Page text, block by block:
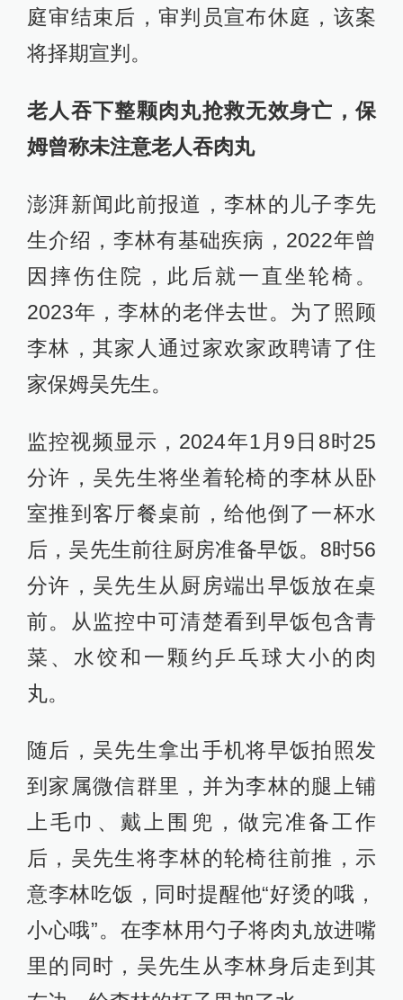
庭审结束后，审判员宣布休庭，该案
将择期宣判。
老人吞下整颗肉丸抢救无效身亡，保
姆曾称未注意老人吞肉丸
澎湃新闻此前报道，李林的儿子李先
生介绍，李林有基础疾病，2022年曾
因摔伤住院，此后就一直坐轮椅。
2023年，李林的老伴去世。为了照顾
李林，其家人通过家欢家政聘请了住
家保姆吴先生。
监控视频显示，2024年1月9日8时25
分许，吴先生将坐着轮椅的李林从卧
室推到客厅餐桌前，给他倒了一杯水
后，吴先生前往厨房准备早饭。8时56
分许，吴先生从厨房端出早饭放在桌
前。从监控中可清楚看到早饭包含青
菜、水饺和一颗约乒乓球大小的肉
丸。
随后，吴先生拿出手机将早饭拍照发
到家属微信群里，并为李林的腿上铺
上毛巾、戴上围兜，做完准备工作
后，吴先生将李林的轮椅往前推，示
意李林吃饭，同时提醒他“好烫的哦，
小心哦”。在李林用勺子将肉丸放进嘴
里的同时，吴先生从李林身后走到其